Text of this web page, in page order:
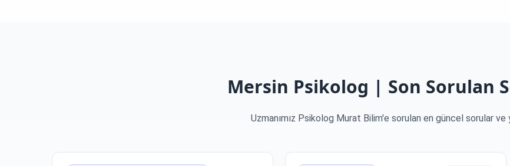
Mersin Psikolog | Son Sorulan
Uzmanımız Psikolog Murat Bilim'e sorulan en güncel sorular ve